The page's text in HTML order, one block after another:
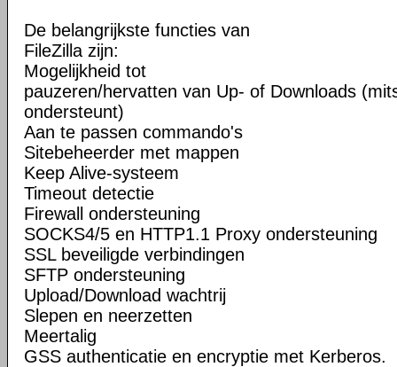
De belangrijkste functies van
FileZilla zijn:
Mogelijkheid tot
pauzeren/hervatten van Up- of Downloads
ondersteunt)
Aan te passen commando's
Sitebeheerder met mappen
Keep Alive-systeem
Timeout detectie
Firewall ondersteuning
SOCKS4/5 en HTTP1.1 Proxy ondersteuning
SSL beveiligde verbindingen
SFTP ondersteuning
Upload/Download wachtrij
Slepen en neerzetten
Meertalig
GSS authenticatie en encryptie met Kerberos.